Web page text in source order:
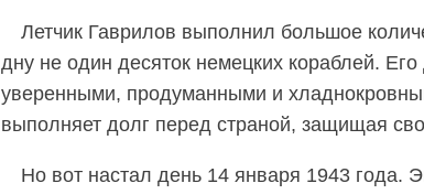
Летчик Гаврилов выполнил большое
дну не один десяток немецких кораблей.
уверенными, продуманными и
выполняет долг перед страной, защищая
Но вот настал день 14 января 1943 года.